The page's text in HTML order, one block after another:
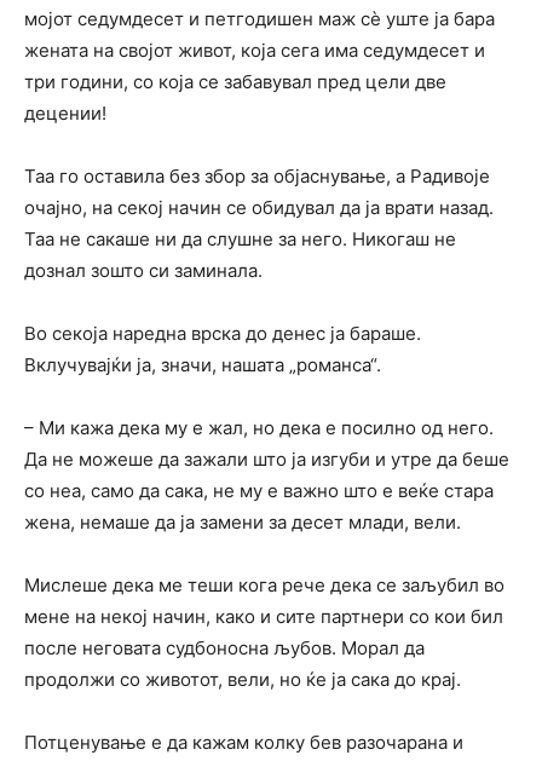
мојот седумдесет и петгодишен маж сè уште ја бара
жената на својот живот, која сега има седумдесет и
три години, со која се забавувал пред цели две
децении!
Таа го оставила без збор за објаснување, а Радивоје
очајно, на секој начин се обидувал да ја врати назад.
Таа не сакаше ни да слушне за него. Никогаш не
дознал зошто си заминала.
Во секоја наредна врска до денес ја бараше.
Вклучувајќи ја, значи, нашата „романса“.
– Ми кажа дека му е жал, но дека е посилно од него.
Да не можеше да зажали што ја изгуби и утре да беше
со неа, само да сака, не му е важно што е веќе стара
жена, немаше да ја замени за десет млади, вели.
Мислеше дека ме теши кога рече дека се заљубил во
мене на некој начин, како и сите партнери со кои бил
после неговата судбоносна љубов. Морал да
продолжи со животот, вели, но ќе ја сака до крај.
Потценување е да кажам колку бев разочарана и